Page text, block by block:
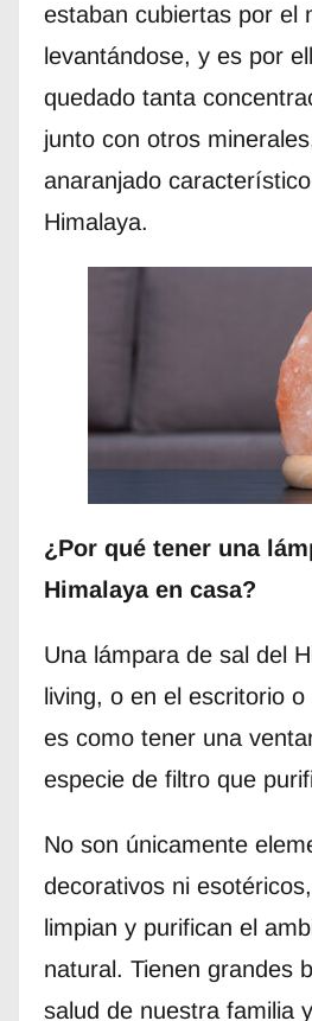
estaban cubiertas por el
levantándose, y es por
quedado tanta
junto con otros
anaranjado
Himalaya.
¿Por qué tener una
Himalaya en casa?
Una lámpara de sal del
living, o en el escritorio
es como tener una
especie de filtro que
No son únicamente
decorativos ni
limpian y purifican el
natural. Tienen grandes
salud de nuestra familia